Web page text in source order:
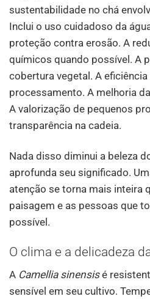
sustentabilidade no chá
Inclui o uso cuidadoso da
proteção contra erosão. A
químicos quando possível. A
cobertura vegetal. A
processamento. A melhoria
A valorização de pequenos
transparência na cadeia.
Nada disso diminui a beleza
aprofunda seu significado.
atenção se torna mais inteira
paisagem e as pessoas que
possível.
O clima e a delicadeza
A Camellia sinensisé
sensível em seu cultivo.